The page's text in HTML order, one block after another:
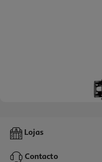
Suporte De Parede Para Tv
Lojas
Contacto